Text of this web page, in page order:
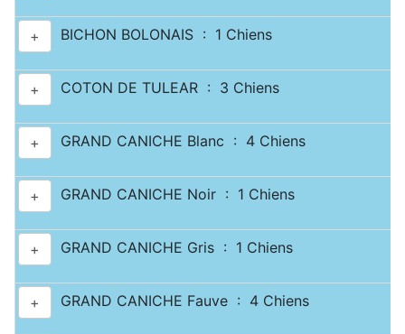
+ BICHON BOLONAIS : 1 Chiens
+ COTON DE TULEAR : 3 Chiens
+ GRAND CANICHE Blanc : 4 Chiens
+ GRAND CANICHE Noir : 1 Chiens
+ GRAND CANICHE Gris : 1 Chiens
+ GRAND CANICHE Fauve : 4 Chiens